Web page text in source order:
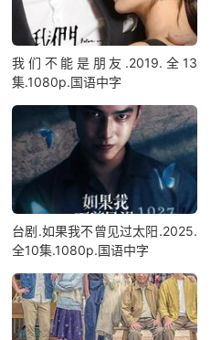
我们不能是朋友.2019.全13
集.1080p.国语中字
台剧.如果我不曾见过太阳.2025.
全10集.1080p.国语中字